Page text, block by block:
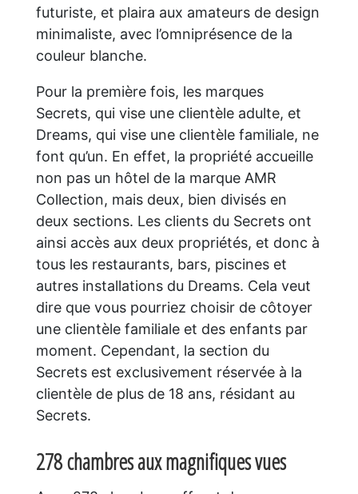
futuriste, et plaira aux amateurs de design
minimaliste, avec l’omniprésence de la
couleur blanche.
Pour la première fois, les marques
Secrets, qui vise une clientèle adulte, et
Dreams, qui vise une clientèle familiale, ne
font qu’un. En effet, la propriété accueille
non pas un hôtel de la marque AMR
Collection, mais deux, bien divisés en
deux sections. Les clients du Secrets ont
ainsi accès aux deux propriétés, et donc à
tous les restaurants, bars, piscines et
autres installations du Dreams. Cela veut
dire que vous pourriez choisir de côtoyer
une clientèle familiale et des enfants par
moment. Cependant, la section du
Secrets est exclusivement réservée à la
clientèle de plus de 18 ans, résidant au
Secrets.
278 chambres aux magnifiques vues